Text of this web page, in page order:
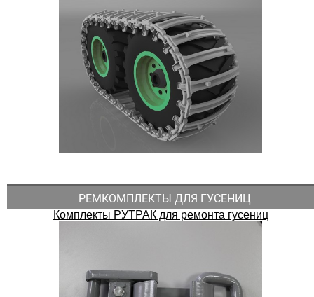
РЕМКОМПЛЕКТЫ ДЛЯ ГУСЕНИЦ
Комплекты РУТРАК для ремонта гусениц